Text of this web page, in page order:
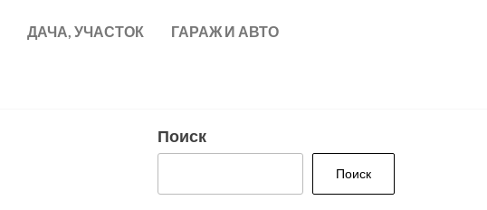
ДАЧА, УЧАСТОК ГАРАЖ И АВТО
Поиск
Поиск